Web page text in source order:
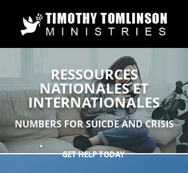
RESSOURCES
NATIONALES ET
INTERNATIONALES
NUMBERS FOR SUICDE AND CRISIS
GET HELP TODAY